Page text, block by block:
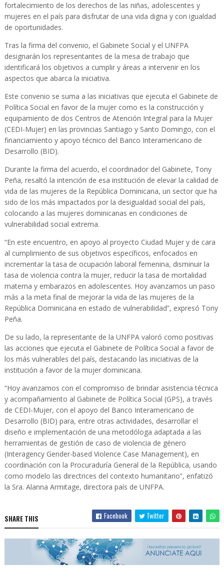
fortalecimiento de los derechos de las niñas, adolescentes y
mujeres en el país para disfrutar de una vida digna y con igualdad
de oportunidades.
Tras la firma del convenio, el Gabinete Social y el UNFPA
designarán los representantes de la mesa de trabajo que
identificará los objetivos a cumplir y áreas a intervenir en los
aspectos que abarca la iniciativa.
Este convenio se suma a las iniciativas que ejecuta el Gabinete de
Política Social en favor de la mujer como es la construcción y
equipamiento de dos Centros de Atención Integral para la Mujer
(CEDI-Mujer) en las provincias Santiago y Santo Domingo, con el
financiamiento y apoyo técnico del Banco Interamericano de
Desarrollo (BID).
Durante la firma del acuerdo, el coordinador del Gabinete, Tony
Peña, resaltó la intención de esa institución de elevar la calidad de
vida de las mujeres de la República Dominicana, un sector que ha
sido de los más impactados por la desigualdad social del país,
colocando a las mujeres dominicanas en condiciones de
vulnerabilidad social extrema.
“En este encuentro, en apoyo al proyecto Ciudad Mujer y de cara
al cumplimiento de sus objetivos específicos, enfocados en
incrementar la tasa de ocupación laboral femenina, disminuir la
tasa de violencia contra la mujer, reducir la tasa de mortalidad
materna y embarazos en adolescentes. Hoy avanzamos un paso
más a la meta final de mejorar la vida de las mujeres de la
República Dominicana en estado de vulnerabilidad”, expresó Tony
Peña.
De su lado, la representante de la UNFPA valoró como positivas
las acciones que ejecuta el Gabinete de Política Social a favor de
los más vulnerables del país, destacando las iniciativas de la
institución a favor de la mujer dominicana.
“Hoy avanzamos con el compromiso de brindar asistencia técnica
y acompañamiento al Gabinete de Política Social (GPS), a través
de CEDI-Mujer, con el apoyo del Banco Interamericano de
Desarrollo (BID) para, entre otras actividades, desarrollar el
diseño e implementación de una metodóloga adaptada a las
herramientas de gestión de caso de violencia de género
(Interagency Gender-based Violence Case Management), en
coordinación con la Procuraduría General de la República, usando
como modelo las directrices del contexto humanitario”, enfatizó
la Sra. Alanna Armitage, directora país de UNFPA.
SHARE THIS Facebook Twitter